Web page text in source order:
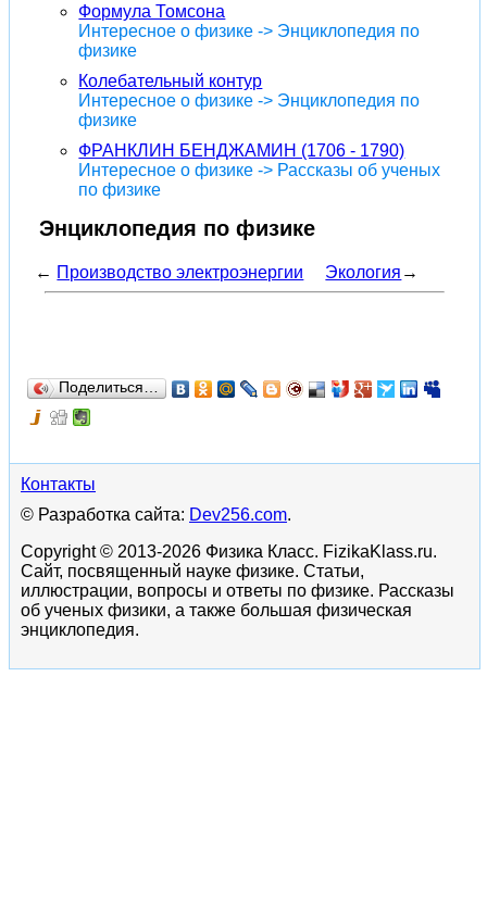
Формула Томсона
Интересное о физике -> Энциклопедия по
физике
Колебательный контур
Интересное о физике -> Энциклопедия по
физике
ФРАНКЛИН БЕНДЖАМИН (1706 - 1790)
Интересное о физике -> Рассказы об ученых
по физике
Энциклопедия по физике
← Производство электроэнергии Экология →
Поделиться…
Контакты
© Разработка сайта: Dev256.com.
Copyright © 2013-2026 Физика Класс. FizikaKlass.ru.
Сайт, посвященный науке физике. Статьи,
иллюстрации, вопросы и ответы по физике. Рассказы
об ученых физики, а также большая физическая
энциклопедия.